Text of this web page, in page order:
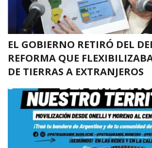
EL GOBIERNO RETIRÓ DEL
REFORMA QUE
DE TIERRAS A EXTRANJEROS